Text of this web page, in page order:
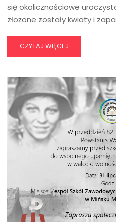
się okolicznościowe
złożone zostały kwiaty i
CZYTAJ WIĘCEJ